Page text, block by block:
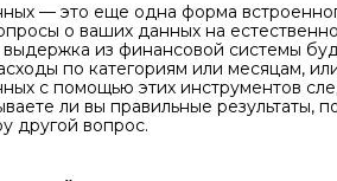
— это еще одна форма
о ваших данных на
из финансовой системы
по категориям или месяцам,
с помощью этих инструментов
ли вы правильные результаты,
другой вопрос.